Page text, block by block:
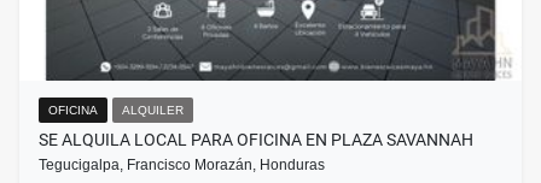
OFICINA ALQUILER
SE ALQUILA LOCAL PARA OFICINA EN PLAZA SAVANNAH
Tegucigalpa, Francisco Morazán, Honduras